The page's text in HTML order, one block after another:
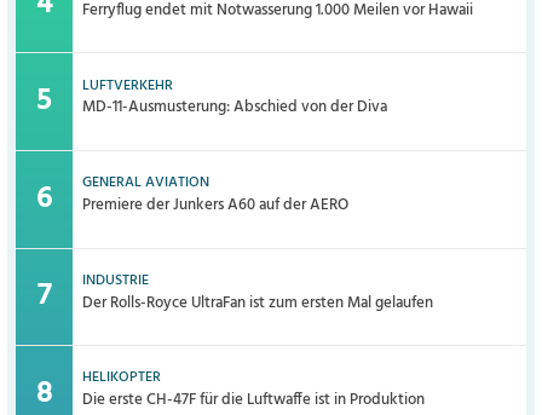
Ferryflug endet mit Notwasserung 1.000 Meilen vor Hawaii
LUFTVERKEHR
MD-11-Ausmusterung: Abschied von der Diva
GENERAL AVIATION
Premiere der Junkers A60 auf der AERO
INDUSTRIE
Der Rolls-Royce UltraFan ist zum ersten Mal gelaufen
HELIKOPTER
Die erste CH-47F für die Luftwaffe ist in Produktion